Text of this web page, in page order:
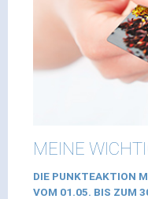
MEINE
DIE PUNKTEAKTION
VOM 01.05. BIS ZUM